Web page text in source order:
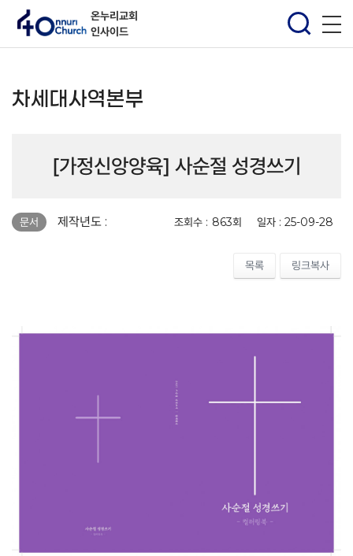
온누리교회
인사이드
차세대사역본부
[가정신앙양육] 사순절 성경쓰기
문서 제작년도 : 조회수 : 863회 일자 : 25-09-28
목록 링크복사